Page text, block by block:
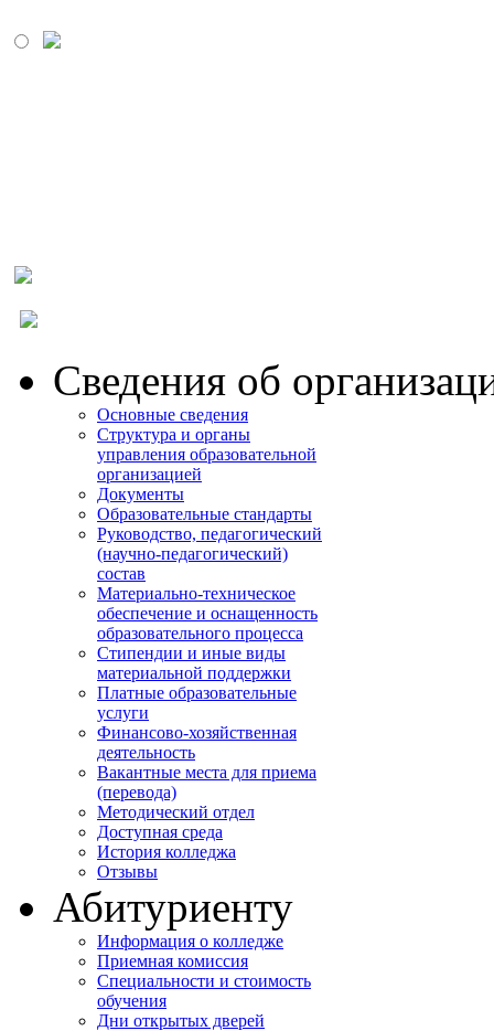
Сведения об
Основные сведения
Структура и органы
управления образовательной
организацией
Документы
Образовательные стандарты
Руководство, педагогический
(научно-педагогический)
состав
Материально-техническое
обеспечение и оснащенность
образовательного процесса
Стипендии и иные виды
материальной поддержки
Платные образовательные
услуги
Финансово-хозяйственная
деятельность
Вакантные места для приема
(перевода)
Методический отдел
Доступная среда
История колледжа
Отзывы
Абитуриенту
Информация о колледже
Приемная комиссия
Специальности и стоимость
обучения
Дни открытых дверей